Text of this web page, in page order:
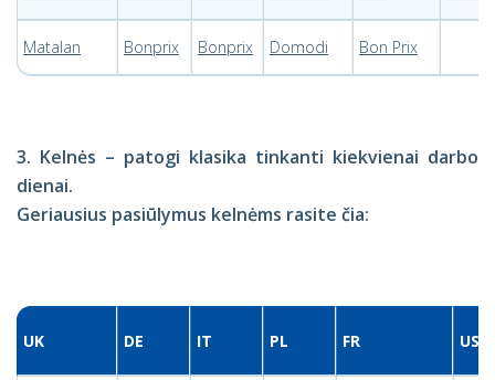
Matalan Bonprix Bonprix Domodi Bon Prix
3. Kelnės – patogi klasika tinkanti kiekvienai darbo
dienai.
Geriausius pasiūlymus kelnėms rasite čia:
UK DE IT PL FR USA